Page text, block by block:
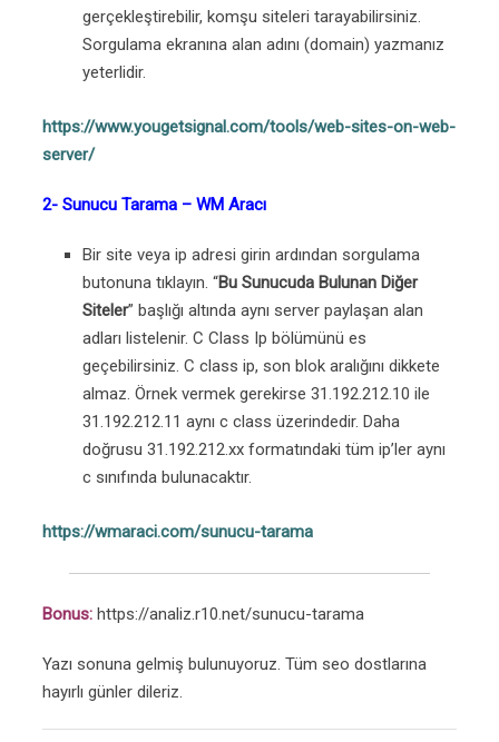
gerçekleştirebilir, komşu siteleri tarayabilirsiniz.
Sorgulama ekranına alan adını (domain) yazmanız
yeterlidir.
https://www.yougetsignal.com/tools/web-sites-on-web-
server/
2- Sunucu Tarama – WM Aracı
Bir site veya ip adresi girin ardından sorgulama
butonuna tıklayın. “Bu Sunucuda Bulunan Diğer
Siteler” başlığı altında aynı server paylaşan alan
adları listelenir. C Class Ip bölümünü es
geçebilirsiniz. C class ip, son blok aralığını dikkete
almaz. Örnek vermek gerekirse 31.192.212.10 ile
31.192.212.11 aynı c class üzerindedir. Daha
doğrusu 31.192.212.xx formatındaki tüm ip’ler aynı
c sınıfında bulunacaktır.
https://wmaraci.com/sunucu-tarama
Bonus: https://analiz.r10.net/sunucu-tarama
Yazı sonuna gelmiş bulunuyoruz. Tüm seo dostlarına
hayırlı günler dileriz.